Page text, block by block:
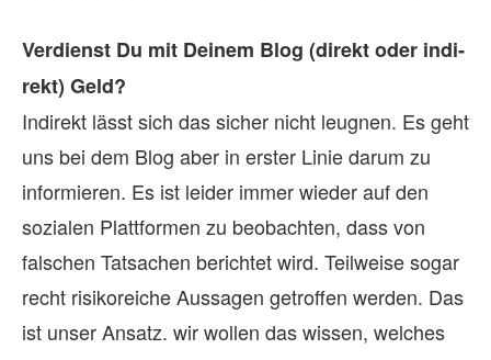
Ver­dienst Du mit Dei­nem Blog (di­rekt oder in­di­
rekt) Geld?
Indirekt lässt sich das sicher nicht leugnen. Es geht
uns bei dem Blog aber in erster Linie darum zu
informieren. Es ist leider immer wieder auf den
sozialen Plattformen zu beobachten, dass von
falschen Tatsachen berichtet wird. Teilweise sogar
recht risikoreiche Aussagen getroffen werden. Das
ist unser Ansatz. wir wollen das wissen, welches